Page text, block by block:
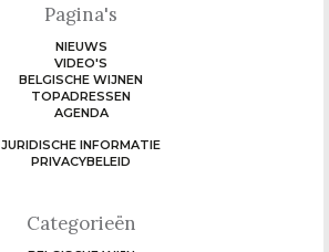
Categorieën
Pagina's
NIEUWS
VIDEO'S
BELGISCHE WIJNEN
TOPADRESSEN
AGENDA
JURIDISCHE INFORMATIE
PRIVACYBELEID